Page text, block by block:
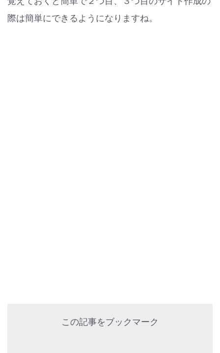
際は簡単にできるようになりますね。
この記事をブックマーク